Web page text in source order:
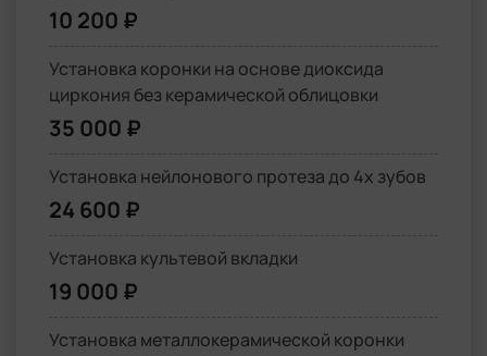
10 200 ₽
Установка коронки на основе диоксида
циркония без керамической облицовки
35 000 ₽
Установка нейлонового протеза до 4х зубов
24 600 ₽
Установка культевой вкладки
19 000 ₽
Установка металлокерамической коронки